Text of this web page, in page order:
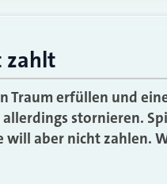
zahlt
Traum erfüllen und
stornieren.
aber nicht zahlen.